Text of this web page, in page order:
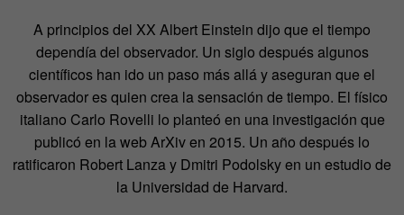
A principios del XX Albert Einstein dijo que el tiempo
dependía del observador. Un siglo después algunos
científicos han ido un paso más allá y aseguran que el
observador es quien crea la sensación de tiempo. El físico
italiano Carlo Rovelli lo planteó en una investigación que
publicó en la web ArXiv en 2015. Un año después lo
ratificaron Robert Lanza y Dmitri Podolsky en un estudio de
la Universidad de Harvard.